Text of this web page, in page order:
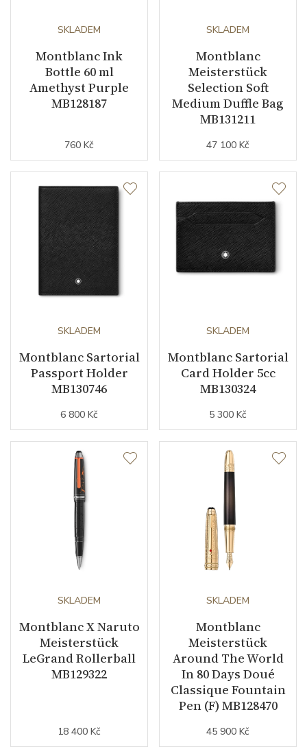
SKLADEM
Montblanc Ink
Bottle 60 ml
Amethyst Purple
MB128187
760 Kč
SKLADEM
Montblanc
Meisterstück
Selection Soft
Medium Duffle Bag
MB131211
47 100 Kč
SKLADEM
Montblanc Sartorial
Passport Holder
MB130746
6 800 Kč
SKLADEM
Montblanc Sartorial
Card Holder 5cc
MB130324
5 300 Kč
SKLADEM
Montblanc X Naruto
Meisterstück
LeGrand Rollerball
MB129322
18 400 Kč
SKLADEM
Montblanc
Meisterstück
Around The World
In 80 Days Doué
Classique Fountain
Pen (F) MB128470
45 900 Kč